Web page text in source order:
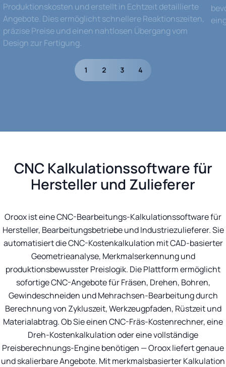
Produktionskosten und erstellt in Echtzeit detaillierte
Angebote. Dies ermöglicht schnellere Reaktionszeiten,
präzise Preise und einen nahtlosen Übergang vom
Design zur Fertigung.
1 2 3 4
CNC Kalkulationssoftware für
Hersteller und Zulieferer
Oroox ist eine CNC-Bearbeitungs-Kalkulationssoftware für
Hersteller, Bearbeitungsbetriebe und Industriezulieferer. Sie
automatisiert die CNC-Kostenkalkulation mit CAD-basierter
Geometrieanalyse, Merkmalserkennung und
produktionsbewusster Preislogik. Die Plattform ermöglicht
sofortige CNC-Angebote für Fräsen, Drehen, Bohren,
Gewindeschneiden und Mehrachsen-Bearbeitung durch
Berechnung von Zykluszeit, Werkzeugpfaden, Rüstzeit und
Materialabtrag. Ob Sie einen CNC-Fräs-Kostenrechner, eine
Dreh-Kostenkalkulation oder eine vollständige
Preisberechnungs-Engine benötigen — Oroox liefert genaue
und skalierbare Angebote. Mit merkmalsbasierter Kalkulation